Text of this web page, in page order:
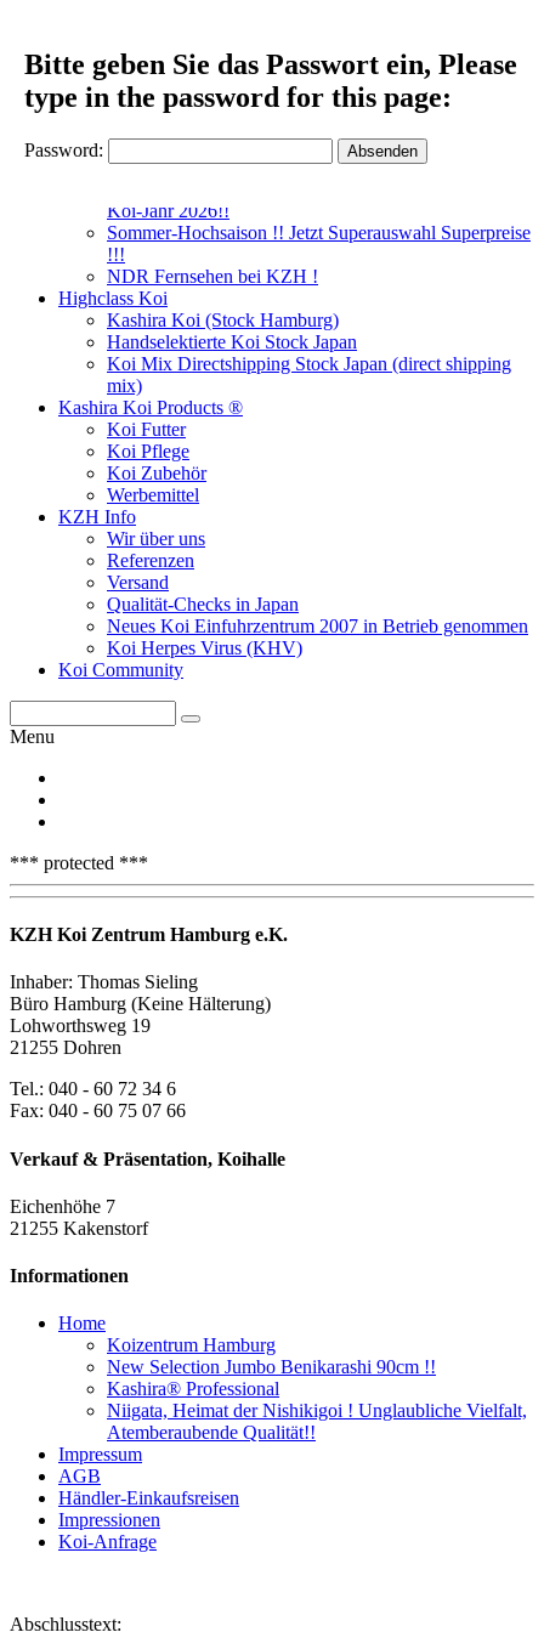
Koizentrum Hamburg
Japanischer Generalkonsul zu Gesprächen bei KZH
Koiarrangements Springseason 2026 !
Koi-Jahr 2026!!
Sommer-Hochsaison !! Jetzt Superauswahl Superpreise
!!!
NDR Fernsehen bei KZH !
Highclass Koi
Kashira Koi (Stock Hamburg)
Handselektierte Koi Stock Japan
Koi Mix Directshipping Stock Japan (direct shipping
mix)
Kashira Koi Products ®
Koi Futter
Koi Pflege
Koi Zubehör
Werbemittel
KZH Info
Wir über uns
Referenzen
Versand
Qualität-Checks in Japan
Neues Koi Einfuhrzentrum 2007 in Betrieb genommen
Koi Herpes Virus (KHV)
Koi Community
Menu
*** protected ***
KZH Koi Zentrum Hamburg e.K.
Inhaber: Thomas Sieling
Büro Hamburg (Keine Hälterung)
Lohworthsweg 19
21255 Dohren
Tel.: 040 - 60 72 34 6
Fax: 040 - 60 75 07 66
Verkauf & Präsentation, Koihalle
Eichenhöhe 7
21255 Kakenstorf
Informationen
Home
Koizentrum Hamburg
New Selection Jumbo Benikarashi 90cm !!
Kashira® Professional
Niigata, Heimat der Nishikigoi ! Unglaubliche Vielfalt,
Atemberaubende Qualität!!
Impressum
AGB
Händler-Einkaufsreisen
Impressionen
Koi-Anfrage
Abschlusstext:
Bitte geben Sie das Passwort ein, Please
type in the password for this page:
Password: